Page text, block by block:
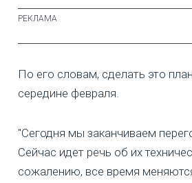
По его словам, сделать это
середине февраля.
"Сегодня мы заканчиваем
Сейчас идет речь об их
сожалению, все время